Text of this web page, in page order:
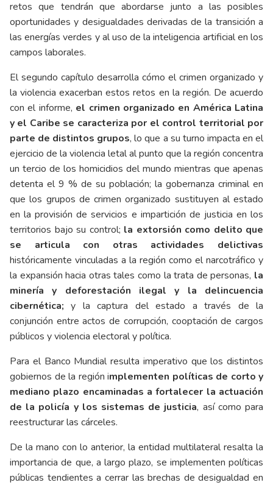
retos que tendrán que abordarse junto a las posibles
oportunidades y desigualdades derivadas de la transición a
las energías verdes y al uso de la inteligencia artificial en los
campos laborales.
El segundo capítulo desarrolla cómo el crimen organizado y
la violencia exacerban estos retos en la región. De acuerdo
con el informe, el crimen organizado en América Latina
y el Caribe se caracteriza por el control territorial por
parte de distintos grupos, lo que a su turno impacta en el
ejercicio de la violencia letal al punto que la región concentra
un tercio de los homicidios del mundo mientras que apenas
detenta el 9 % de su población; la gobernanza criminal en
que los grupos de crimen organizado sustituyen al estado
en la provisión de servicios e impartición de justicia en los
territorios bajo su control; la extorsión como delito que
se articula con otras actividades delictivas
históricamente vinculadas a la región como el narcotráfico y
la expansión hacia otras tales como la trata de personas, la
minería y deforestación ilegal y la delincuencia
cibernética; y la captura del estado a través de la
conjunción entre actos de corrupción, cooptación de cargos
públicos y violencia electoral y política.
Para el Banco Mundial resulta imperativo que los distintos
gobiernos de la región implementen políticas de corto y
mediano plazo encaminadas a fortalecer la actuación
de la policía y los sistemas de justicia, así como para
reestructurar las cárceles.
De la mano con lo anterior, la entidad multilateral resalta la
importancia de que, a largo plazo, se implementen políticas
públicas tendientes a cerrar las brechas de desigualdad en